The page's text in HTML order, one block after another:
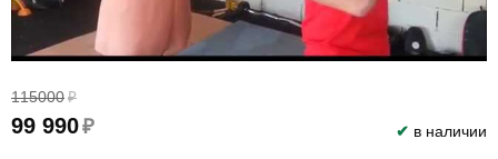
115000 ₽
99 990₽ ✔ в наличии